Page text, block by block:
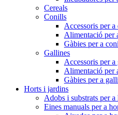
Cereals
Conills
Accessoris per
Alimentació per
Gàbies per a
Gallines
Accessoris per a
Alimentació per
Gàbies per a
Horts i jardins
Adobs i substrats per
Eines manuals per a